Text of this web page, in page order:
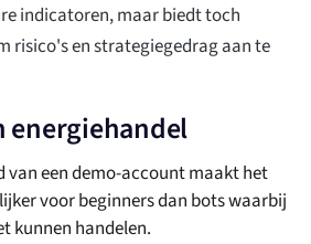
indicatoren, maar biedt toch
risico's en strategiegedrag aan te
energiehandel
van een demo-account maakt het
voor beginners dan bots waarbij
kunnen handelen.